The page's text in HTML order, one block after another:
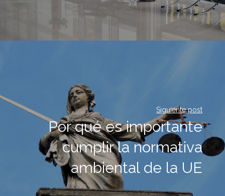
Siguiente post
Por qué es importante
cumplir la normativa
ambiental de la UE